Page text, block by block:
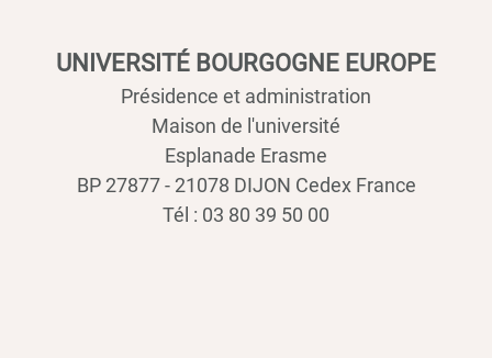
UNIVERSITÉ BOURGOGNE EUROPE
Présidence et administration
Maison de l'université
Esplanade Erasme
BP 27877 - 21078 DIJON Cedex France
Tél : 03 80 39 50 00